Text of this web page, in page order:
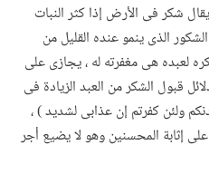
شكر فى الأرض إذا كثر النبات
الذى ينمو عنده القليل من
لعبده هى مغفرته له ، يجازى على
قبول الشكر من العبد الزيادة فى
ولئن كفرتم إن عذابى لشديد ) ،
على إثابة المحسنين وهو لا يضيع أجر